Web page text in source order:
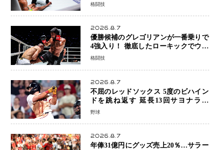
格闘技
2026.8.7
優勝候補のグレゴリアンが一番乗りで
4強入り！ 徹底したローキックでウス
ビャンを攻略、判定勝利
格闘技
2026.8.7
不屈のレッドソックス 5度のビハイン
ドを跳ね返す 延長13回サヨナラ勝
ち 吉田正尚選手も2安打1打点で貢献 4
野球
2026.8.7
年俸31億円にグッズ売上20％…サラー